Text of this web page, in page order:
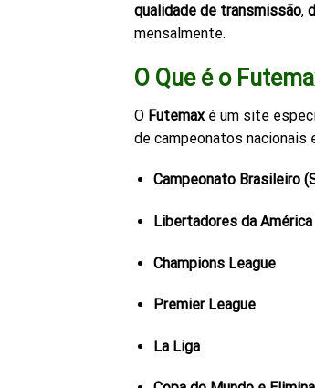
qualidade de transmissão,
mensalmente.
O Que é o
O Futemaxé um site
de campeonatos nacionais
Campeonato Brasileiro
Libertadores da América
Champions League
Premier League
La Liga